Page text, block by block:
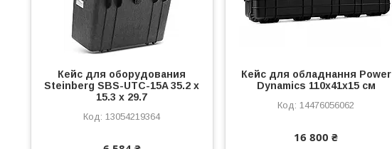
Кейс для оборудования
Steinberg SBS-UTC-15A 35.2 x
15.3 x 29.7
13054219364
Кейс для обладнання Power
Dynamics 110x41x15 см
14476056062
16 800 ₴